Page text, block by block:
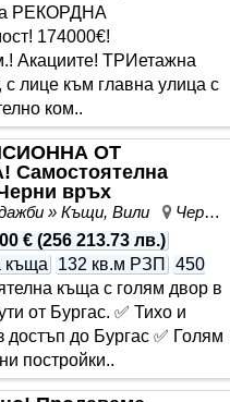
РЕКОРДНА
174000€!
Акациите! ТРИетажна
лице към главна улица с
ком..
ОТ
Самостоятелна
връх
» Къщи, Вили
Черни връх, област Бургас
€ (256 213.73 лв.)
къща
132 кв.м РЗП
450
къща с голям двор в
от Бургас. ✅ Тихо и
достъп до Бургас ✅ Голям
постройки..